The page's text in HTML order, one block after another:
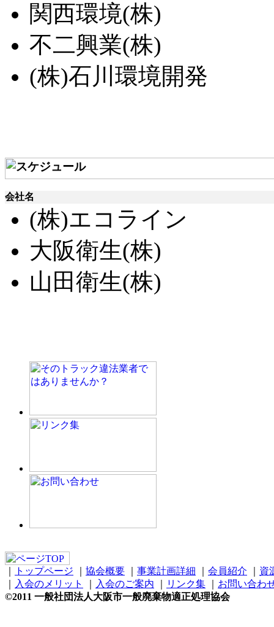
関西環境(株)
不二興業(株)
(株)石川環境開発
会社名
(株)エコライン
大阪衛生(株)
山田衛生(株)
トップページ 協会概要 事業計画詳細 会員紹介
資
入会のメリット 入会のご案内 リンク集
お問い合わ
©2011 一般社団法人大阪市一般廃棄物適正処理協会